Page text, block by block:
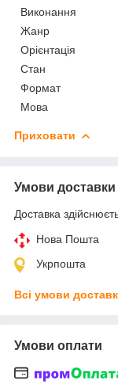
Виконання
Жанр
Орієнтація
Стан
Формат
Мова
Приховати
Умови доставки
Доставка
Нова Пошта
Укрпошта
Всі умови
Умови оплати